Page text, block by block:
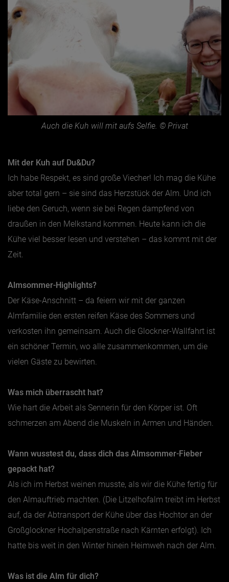
Auch die Kuh will mit aufs Selfie. © Privat
Mit der Kuh auf Du&Du?
Ich habe Respekt, es sind große Viecher! Ich mag die Kühe
aber total gern – sie sind das Herzstück der Alm. Und ich
liebe den Geruch, wenn sie bei Regen dampfend von
draußen in den Melkstand kommen. Heute kann ich die
Kühe viel besser lesen und verstehen – das kommt mit der
Zeit.
Almsommer-Highlights?
Der Käse-Anschnitt – da feiern wir mit der ganzen
Almfamilie den ersten reifen Käse des Sommers und
verkosten ihn gemeinsam. Auch die Glockner-Wallfahrt ist
ein schöner Termin, wo alle zusammenkommen, um die
vielen Gäste zu bewirten.
Was mich überrascht hat?
Wie hart die Arbeit als Sennerin für den Körper ist. Oft
schmerzen am Abend die Muskeln in Armen und Händen.
Wann wusstest du, dass dich das Almsommer-Fieber
gepackt hat?
Als ich im Herbst weinen musste, als wir die Kühe fertig für
den Almauftrieb machten. (Die Litzelhofalm treibt im Herbst
auf, da der Abtransport der Kühe über das Hochtor an der
Großglockner Hochalpenstraße nach Kärnten erfolgt). Ich
hatte bis weit in den Winter hinein Heimweh nach der Alm.
Was ist die Alm für dich?